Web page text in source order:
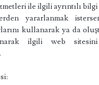
ile ilgili ayrıntılı bilgi
yararlanmak
kullanarak ya da
ilgili web